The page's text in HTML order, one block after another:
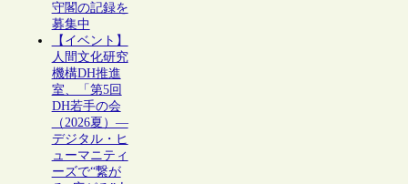
守閣の記録を
募集中
【イベント】
人間文化研究
機構DH推進
室、「第5回
DH若手の会
（2026夏）―
デジタル・ヒ
ューマニティ
ーズで“繋が